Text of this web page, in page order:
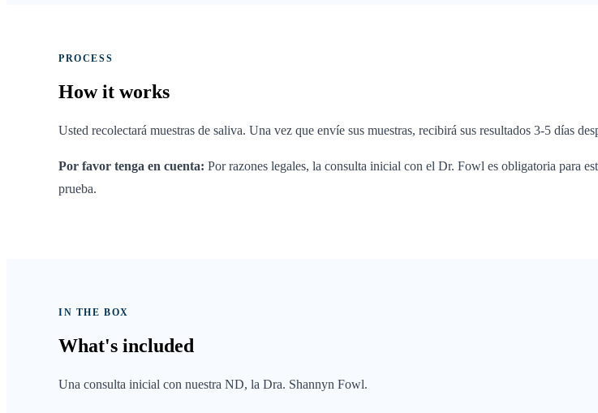
PROCESS
How it works
Usted recolectará muestras de saliva. Una vez que envíe sus muestras, recibirá sus resultados 3-5 días
Por favor tenga en cuenta: Por razones legales, la consulta inicial con el Dr. Fowl es obligatoria para
prueba.
IN THE BOX
What's included
Una consulta inicial con nuestra ND, la Dra. Shannyn Fowl.